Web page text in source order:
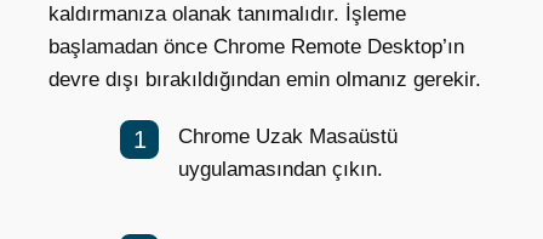
kaldırmanıza olanak tanımalıdır. İşleme
başlamadan önce Chrome Remote Desktop’ın
devre dışı bırakıldığından emin olmanız gerekir.
Chrome Uzak Masaüstü
uygulamasından çıkın.